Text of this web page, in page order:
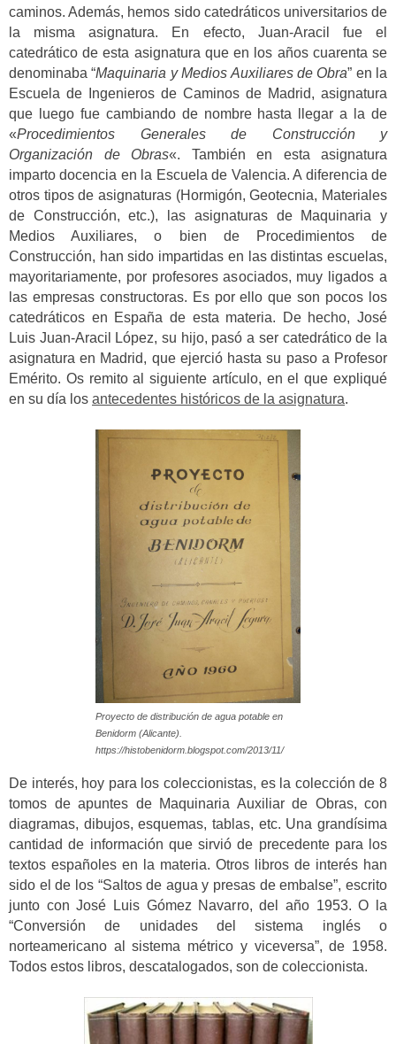
caminos. Además, hemos sido catedráticos universitarios de
la misma asignatura. En efecto, Juan-Aracil fue el
catedrático de esta asignatura que en los años cuarenta se
denominaba “Maquinaria y Medios Auxiliares de Obra” en la
Escuela de Ingenieros de Caminos de Madrid, asignatura
que luego fue cambiando de nombre hasta llegar a la de
«Procedimientos Generales de Construcción y
Organización de Obras«. También en esta asignatura
imparto docencia en la Escuela de Valencia. A diferencia de
otros tipos de asignaturas (Hormigón, Geotecnia, Materiales
de Construcción, etc.), las asignaturas de Maquinaria y
Medios Auxiliares, o bien de Procedimientos de
Construcción, han sido impartidas en las distintas escuelas,
mayoritariamente, por profesores asociados, muy ligados a
las empresas constructoras. Es por ello que son pocos los
catedráticos en España de esta materia. De hecho, José
Luis Juan-Aracil López, su hijo, pasó a ser catedrático de la
asignatura en Madrid, que ejerció hasta su paso a Profesor
Emérito. Os remito al siguiente artículo, en el que expliqué
en su día los antecedentes históricos de la asignatura.
Proyecto de distribución de agua potable en
Benidorm (Alicante).
https://histobenidorm.blogspot.com/2013/11/
De interés, hoy para los coleccionistas, es la colección de 8
tomos de apuntes de Maquinaria Auxiliar de Obras, con
diagramas, dibujos, esquemas, tablas, etc. Una grandísima
cantidad de información que sirvió de precedente para los
textos españoles en la materia. Otros libros de interés han
sido el de los “Saltos de agua y presas de embalse”, escrito
junto con José Luis Gómez Navarro, del año 1953. O la
“Conversión de unidades del sistema inglés o
norteamericano al sistema métrico y viceversa”, de 1958.
Todos estos libros, descatalogados, son de coleccionista.